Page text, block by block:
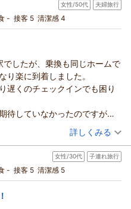
りお待ちしております。
（返信日：2026/06/13）
すが、ゴミ回収やタオル交換ベ
目も1泊目同様気持ちよく過
早めの計画でお得にステイ│大浴
食事なし
たり/税込)
にありがとうございます。
ようで何よりでございます。
だけたとのお言葉を頂戴
きましてはご不便をおかけ
ただいたご意見は真摯に受
けるよう改善に努めてまい
だけるホテルを目指してま
したらぜひご利用ください
女性/50代 夫婦旅行
- 接客 5 清潔感 4
したが、乗換も同じホームで
り楽に到着しました。
遅くのチェックインでも困り
待していなかったのですが思
きました。妻もゆっくり入れ
に紅茶や緑茶などもあり、ま
たく頂きました。
りたいと思います。ありが
（投稿日：2026/06/07）
ン確約】［食事なし］１名で
テイ
ツイン 食事なし
たり/税込)
詳しくみる
女性/30代 子連れ旅行
- 接客 5 清潔感 5